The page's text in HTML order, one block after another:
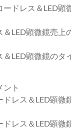
ードレス＆LED顕
LED顕微鏡売上
＆LED顕微鏡のタ
ント
ドレス＆LED顕微
ドレス＆LED顕微